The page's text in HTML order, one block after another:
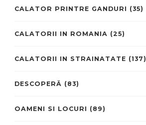
CALATOR PRINTRE GANDURI (35)
CALATORII IN ROMANIA (25)
CALATORII IN STRAINATATE (137)
DESCOPERĂ (83)
OAMENI SI LOCURI (89)